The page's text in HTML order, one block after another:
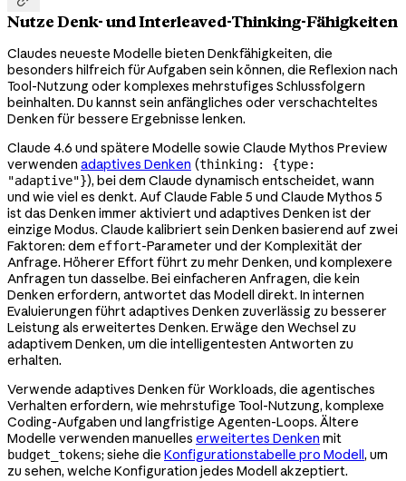
Nutze Denk- und Interleaved-Thinking-Fähigkeiten
Claudes neueste Modelle bieten Denkfähigkeiten, die
besonders hilfreich für Aufgaben sein können, die Reflexion nach
Tool-Nutzung oder komplexes mehrstufiges Schlussfolgern
beinhalten. Du kannst sein anfängliches oder verschachteltes
Denken für bessere Ergebnisse lenken.
Claude 4.6 und spätere Modelle sowie Claude Mythos Preview
verwenden adaptives Denken (thinking: {type:
"adaptive"}), bei dem Claude dynamisch entscheidet, wann
und wie viel es denkt. Auf Claude Fable 5 und Claude Mythos 5
ist das Denken immer aktiviert und adaptives Denken ist der
einzige Modus. Claude kalibriert sein Denken basierend auf zwei
Faktoren: dem effort-Parameter und der Komplexität der
Anfrage. Höherer Effort führt zu mehr Denken, und komplexere
Anfragen tun dasselbe. Bei einfacheren Anfragen, die kein
Denken erfordern, antwortet das Modell direkt. In internen
Evaluierungen führt adaptives Denken zuverlässig zu besserer
Leistung als erweitertes Denken. Erwäge den Wechsel zu
adaptivem Denken, um die intelligentesten Antworten zu
erhalten.
Verwende adaptives Denken für Workloads, die agentisches
Verhalten erfordern, wie mehrstufige Tool-Nutzung, komplexe
Coding-Aufgaben und langfristige Agenten-Loops. Ältere
Modelle verwenden manuelles erweitertes Denken mit
budget_tokens; siehe die Konfigurationstabelle pro Modell , um
zu sehen, welche Konfiguration jedes Modell akzeptiert.